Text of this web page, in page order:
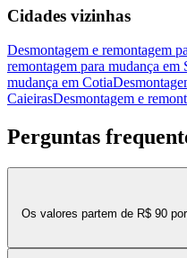
Cidades vizinhas
Desmontagem e remontagem
remontagem para mudança em
mudança em Cotia
CaieirasDesmontagem e
Perguntas
Os valores partem de R$ 90